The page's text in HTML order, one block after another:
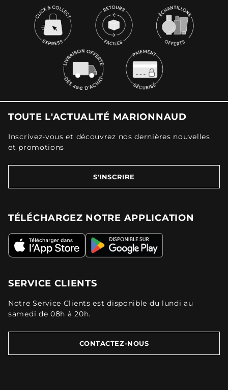
TOUTE L'ACTUALITÉ MARIONNAUD
Inscrivez-vous et découvrez nos dernières nouvelles
et promotions
S'INSCRIRE
TÉLÉCHARGEZ NOTRE APPLICATION
SERVICE CLIENTS
Notre Service Clients est disponible du lundi au
samedi de 08h à 20h.
CONTACTEZ-NOUS